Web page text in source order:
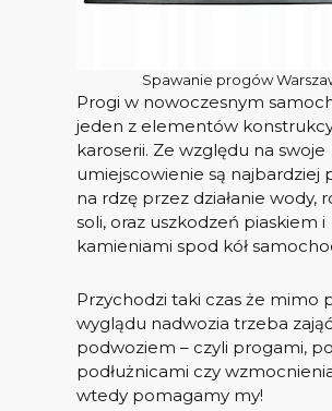
Spawanie progów
Progi w nowoczesnym
jeden z elementów
karoserii. Ze względu na swoje
umiejscowienie są najbardziej
na rdzę przez działanie wody,
soli, oraz uszkodzeń piaskiem i
kamieniami spod kół
Przychodzi taki czas że mimo
wyglądu nadwozia trzeba
podwoziem – czyli progami,
podłużnicami czy
wtedy pomagamy my!